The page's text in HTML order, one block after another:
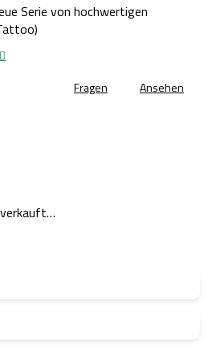
Serie von hochwertigen
Fragen Ansehen